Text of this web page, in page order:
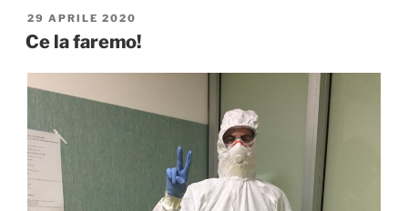
PUBBLICATO
IL
29 APRILE 2020
Ce la faremo!